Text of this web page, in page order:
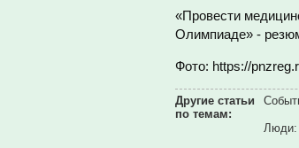
«Провести
Олимпиаде» -
Фото: https://
Другие статьи
по темам:
Люди: